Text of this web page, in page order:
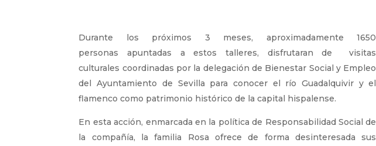
Durante los próximos 3 meses, aproximadamente 1650
personas apuntadas a estos talleres, disfrutaran de visitas
culturales coordinadas por la delegación de Bienestar Social y Empleo
del Ayuntamiento de Sevilla para conocer el río Guadalquivir y el
flamenco como patrimonio histórico de la capital hispalense.
En esta acción, enmarcada en la política de Responsabilidad Social de
la compañía, la familia Rosa ofrece de forma desinteresada sus